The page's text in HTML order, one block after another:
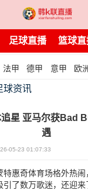
足球直播 篮球
法甲 德甲 意甲 欧
球资讯
追星 亚马尔获Bad
遇
05-23 01:07:33
惠奇体育场格外热闹
引了数万歌迷，还迎